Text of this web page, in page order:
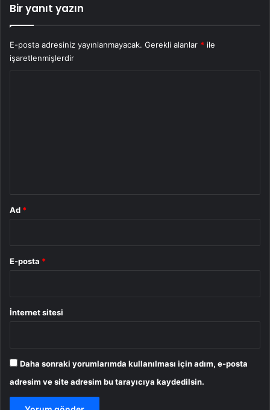
Bir yanıt yazın
E-posta adresiniz yayınlanmayacak. Gerekli alanlar * ile
işaretlenmişlerdir
Ad *
E-posta *
İnternet sitesi
Daha sonraki yorumlarımda kullanılması için adım, e-posta
adresim ve site adresim bu tarayıcıya kaydedilsin.